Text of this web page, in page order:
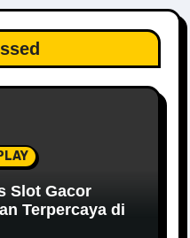
Slot Gacor
Terpercaya di